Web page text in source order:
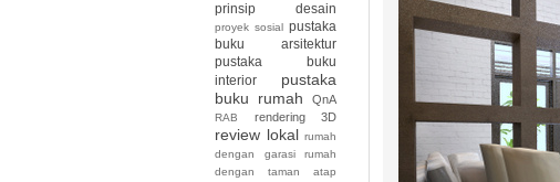
prinsip desain
proyek sosial pustaka
buku arsitektur
pustaka buku
interior
pustaka
buku rumah
QnA
RAB rendering 3D
review lokal rumah
dengan garasi
rumah
dengan taman atap